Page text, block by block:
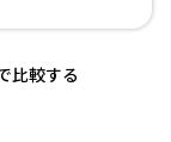
比較する